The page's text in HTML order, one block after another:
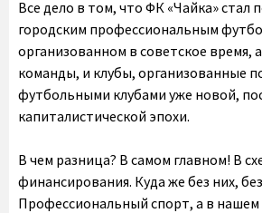
Все дело в том, что ФК «Чайка» стал
городским профессиональным
организованном в советское время,
команды, и клубы, организованные
футбольными клубами уже новой,
капиталистической эпохи.
В чем разница? В самом главном! В
финансирования. Куда же без них,
Профессиональный спорт, а в нашем